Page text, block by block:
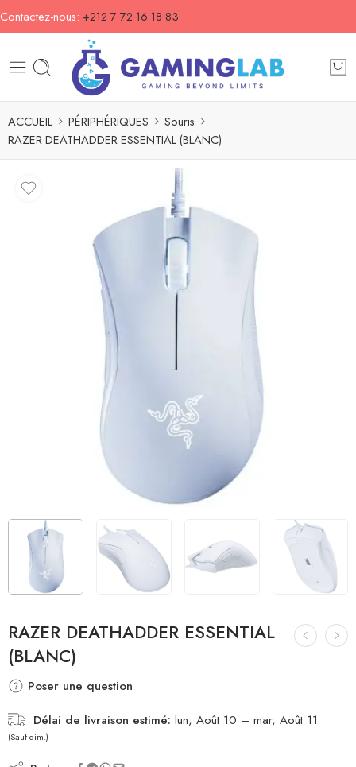
Contactez-nous: +212 7 72 16 18 83
ACCUEIL PÉRIPHÉRIQUES
Souris
RAZER DEATHADDER ESSENTIAL (BLANC)
RAZER DEATHADDER ESSENTIAL
(BLANC)
Poser une question
Délai de livraison estimé: lun, Août 10 – mar, Août 11
(Sauf dim.)